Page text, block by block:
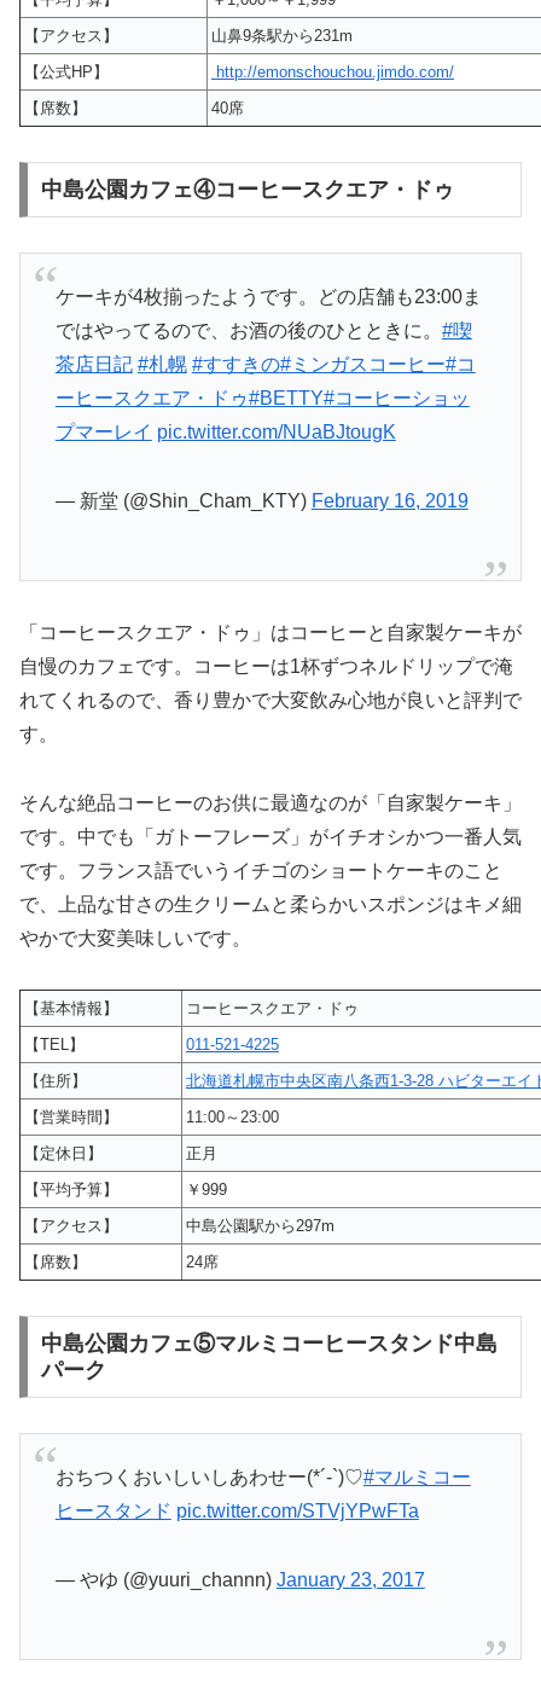
【アクセス】
山鼻9条駅から231m
【公式HP】
http://emonschouchou.jimdo.com/
【席数】
40席
中島公園カフェ④コーヒースクエア・ドゥ
ケーキが4枚揃ったようです。どの店舗も23:00ま
ではやってるので、お酒の後のひとときに。 #喫
茶店日記 #札幌 #すすきの#ミンガスコーヒー#コ
ーヒースクエア・ドゥ#BETTY#コーヒーショッ
プマーレイ pic.twitter.com/NUaBJtougK
— 新堂 (@Shin_Cham_KTY) February 16, 2019
「コーヒースクエア・ドゥ」はコーヒーと自家製ケーキが
自慢のカフェです。コーヒーは1杯ずつネルドリップで淹
れてくれるので、香り豊かで大変飲み心地が良いと評判で
す。
そんな絶品コーヒーのお供に最適なのが「自家製ケーキ」
です。中でも「ガトーフレーズ」がイチオシかつ一番人気
です。フランス語でいうイチゴのショートケーキのこと
で、上品な甘さの生クリームと柔らかいスポンジはキメ細
やかで大変美味しいです。
【基本情報】
コーヒースクエア・ドゥ
【TEL】
011-521-4225
【住所】
北海道札幌市中央区南八条西1-3-28 ハビターエイ
【営業時間】
11:00～23:00
【定休日】
正月
【平均予算】
￥999
【アクセス】
中島公園駅から297m
【席数】
24席
中島公園カフェ⑤マルミコーヒースタンド中島
パーク
おちつくおいしいしあわせー(*´-`)♡#マルミコー
ヒースタンド pic.twitter.com/STVjYPwFTa
— やゆ (@yuuri_channn) January 23, 2017